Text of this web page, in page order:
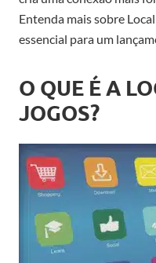
Entenda mais sobre
essencial para um
O QUE É A
JOGOS?